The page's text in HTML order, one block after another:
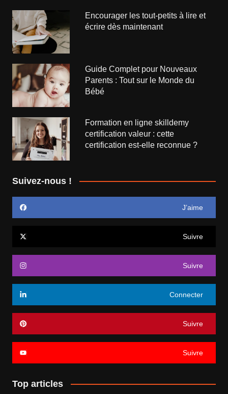
Encourager les tout-petits à lire et
écrire dès maintenant
Guide Complet pour Nouveaux
Parents : Tout sur le Monde du
Bébé
Formation en ligne skilldemy
certification valeur : cette
certification est-elle reconnue ?
Suivez-nous !
J’aime
Suivre
Suivre
Connecter
Suivre
Suivre
Top articles